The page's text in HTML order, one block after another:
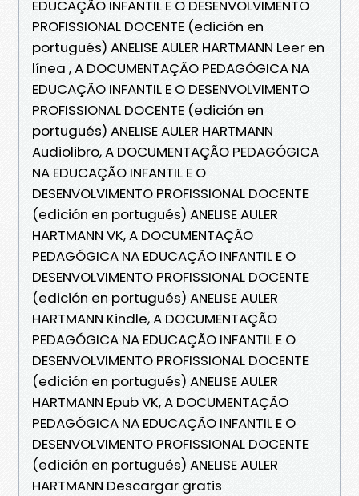
EDUCAÇÃO INFANTIL E O DESENVOLVIMENTO
PROFISSIONAL DOCENTE (edición en
portugués) ANELISE AULER HARTMANN Leer en
línea , A DOCUMENTAÇÃO PEDAGÓGICA NA
EDUCAÇÃO INFANTIL E O DESENVOLVIMENTO
PROFISSIONAL DOCENTE (edición en
portugués) ANELISE AULER HARTMANN
Audiolibro, A DOCUMENTAÇÃO PEDAGÓGICA
NA EDUCAÇÃO INFANTIL E O
DESENVOLVIMENTO PROFISSIONAL DOCENTE
(edición en portugués) ANELISE AULER
HARTMANN VK, A DOCUMENTAÇÃO
PEDAGÓGICA NA EDUCAÇÃO INFANTIL E O
DESENVOLVIMENTO PROFISSIONAL DOCENTE
(edición en portugués) ANELISE AULER
HARTMANN Kindle, A DOCUMENTAÇÃO
PEDAGÓGICA NA EDUCAÇÃO INFANTIL E O
DESENVOLVIMENTO PROFISSIONAL DOCENTE
(edición en portugués) ANELISE AULER
HARTMANN Epub VK, A DOCUMENTAÇÃO
PEDAGÓGICA NA EDUCAÇÃO INFANTIL E O
DESENVOLVIMENTO PROFISSIONAL DOCENTE
(edición en portugués) ANELISE AULER
HARTMANN Descargar gratis